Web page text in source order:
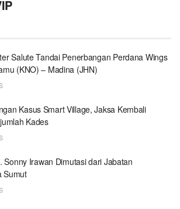
Salute Tandai Penerbangan Perdana Wings
(KNO) – Madina (JHN)
Kasus Smart Village, Jaksa Kembali
Kades
Sonny Irawan Dimutasi dari Jabatan
Sumut